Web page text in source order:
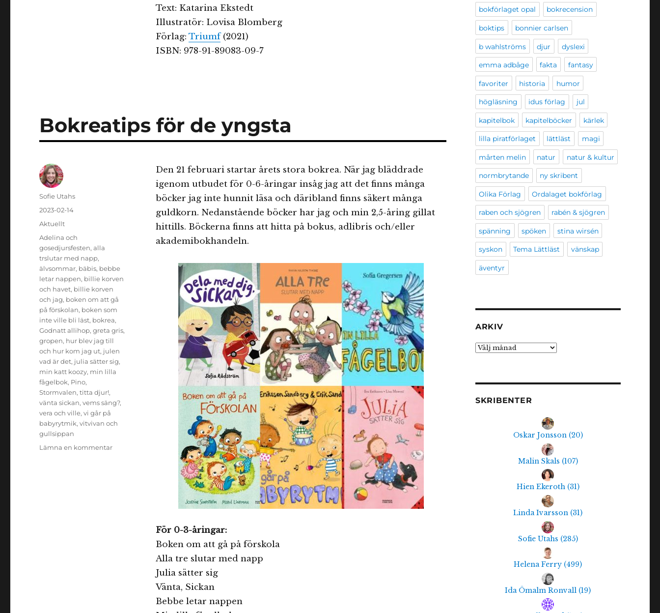
Text: Katarina Ekstedt
Illustratör: Lovisa Blomberg
Förlag: Triumf(2021)
ISBN: 978-91-89083-09-7
Bokreatips för de yngsta
Den 21 februari startar årets stora bokrea. När jag bläddrade
igenom utbudet för 0-6-åringar insåg jag att det finns många
böcker jag inte hunnit läsa och däribland finns säkert många
guldkorn. Nedanstående böcker har jag och min 2,5-åring gillat
hittills. Böckerna finns att hitta på bokus, adlibris och/eller
akademibokhandeln.
För 0-3-åringar:
Boken om att gå på förskola
Alla tre slutar med napp
Julia sätter sig
Vänta, Sickan
Bebbe letar nappen
Författare
Sofie Utahs
Publicerat
den
2023-02-14
Kategorier
Aktuellt
Etiketter
Adelina och
gosedjursfesten,alla
trslutar med napp,
älvsommar, bäbis, bebbe
letar nappen, billie korven
och havet, billie korven
och jag, boken om att gå
på förskolan, boken som
inte ville bli läst, bokrea,
Godnatt allihop,greta gris,
gropen, hur blev jag till
och hur kom jag ut, julen
vad är det, julia sätter sig,
min katt koozy, min lilla
fågelbok, Pino,
Stormvalen,titta djur!,
vänta sickan,vems säng?,
vera och ville,vi går på
babyrytmik,vitvivan och
gullsippan
Lämna en kommentartill
bokförlaget opal bokrecension
boktips bonnier carlsen
b wahlströms djur dyslexi
emma adbåge fakta fantasy
favoriter historia humor
högläsning idus förlag jul
kapitelbok kapitelböcker kärlek
lilla piratförlaget lättläst magi
mårten melin natur natur & kultur
normbrytande ny skribent
Olika Förlag Ordalaget bokförlag
raben och sjögren rabén & sjögren
spänning spöken stina wirsén
syskon Tema Lättläst vänskap
äventyr
ARKIV
Arkiv
SKRIBENTER
Oskar Jonsson (20)
Malin Skals (107)
Hien Ekeroth (31)
Linda Ivarsson (31)
Sofie Utahs (285)
Helena Ferry (499)
Ida Ömalm Ronvall (19)